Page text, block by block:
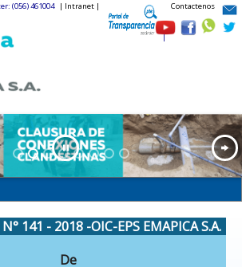
(056) 461004 | Intranet |
|
Contactenos
141 - 2018 -OIC-EPS EMAPICA S.A.
De